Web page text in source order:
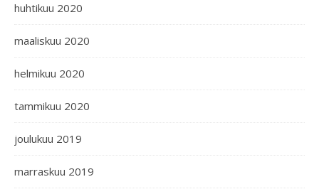
huhtikuu 2020
maaliskuu 2020
helmikuu 2020
tammikuu 2020
joulukuu 2019
marraskuu 2019